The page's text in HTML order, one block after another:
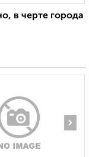
в черте города
›